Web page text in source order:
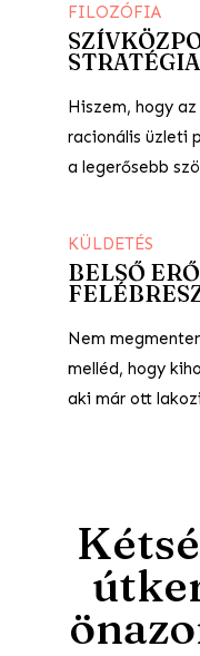
FILOZÓFIA
STRATÉGIA
Hiszem, hogy
racionális üzleti
a legerősebb
KÜLDETÉS
BELSŐ ERŐ
Nem
melléd, hogy
aki már ott